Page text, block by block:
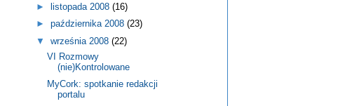
► listopada 2008 (16)
► października 2008 (23)
▼ września 2008 (22)
VI Rozmowy
(nie)Kontrolowane
MyCork: spotkanie redakcji
portalu